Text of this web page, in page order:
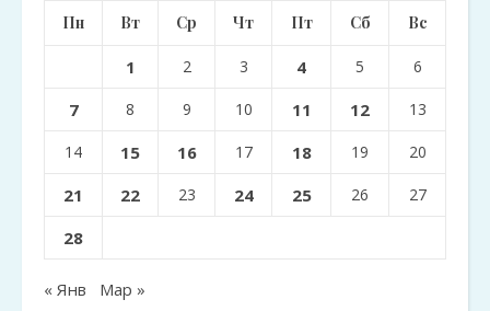
Пн Вт Ср Чт Пт Сб Вс
1 2 3 4 5 6
7 8 9 10 11 12 13
14 15 16 17 18 19 20
21 22 23 24 25 26 27
28
« Янв Мар »